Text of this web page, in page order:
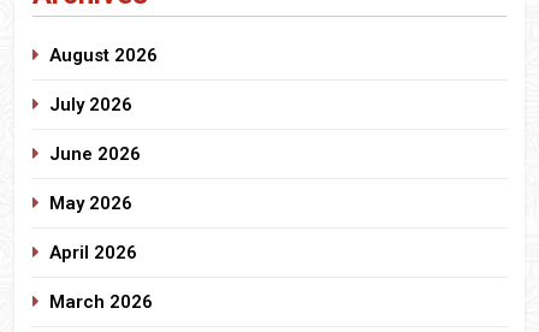
August 2026
July 2026
June 2026
May 2026
April 2026
March 2026